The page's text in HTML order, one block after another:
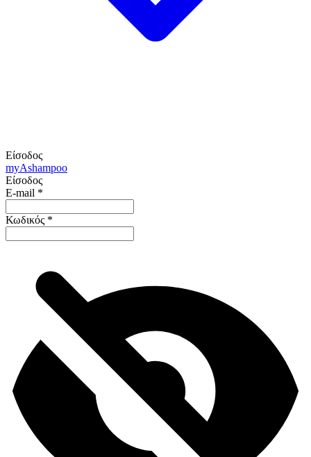
Είσοδος
myAshampoo
Είσοδος
E-mail *
Κωδικός *